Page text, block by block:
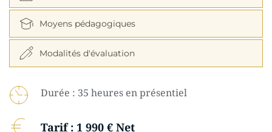
Moyens pédagogiques
Modalités d'évaluation
Durée : 35 heures en présentiel
Tarif : 1 990 € Net